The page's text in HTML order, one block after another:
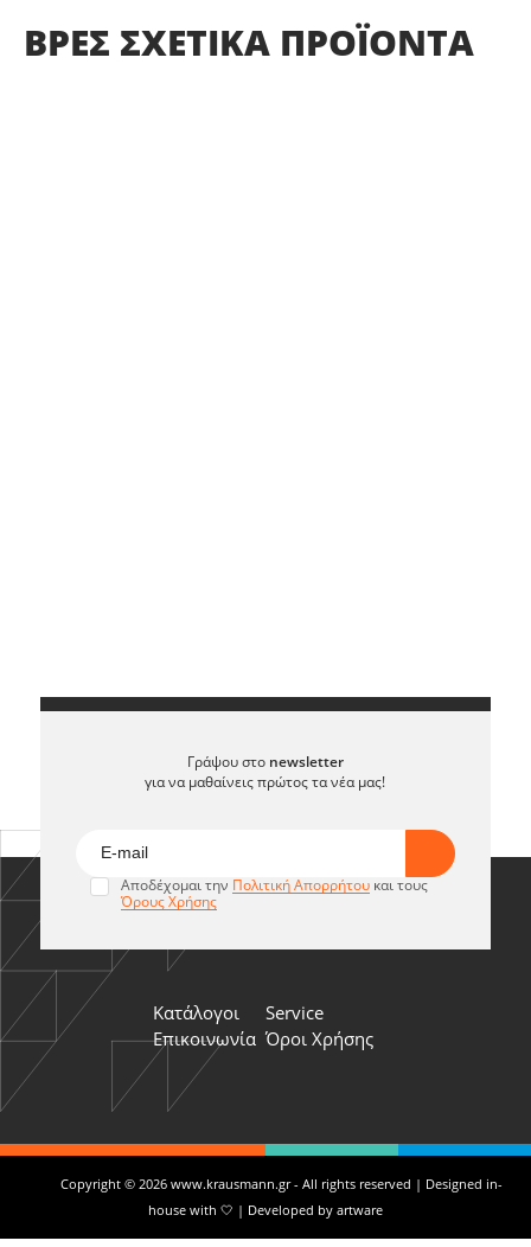
ΒΡΕΣ ΣΧΕΤΙΚΑ ΠΡΟΪΟΝΤΑ
Γράψου στο newsletter
για να μαθαίνεις πρώτος τα νέα μας!
Αποδέχομαι την Πολιτική Απορρήτουκαι τους
Όρους Χρήσης
Κατάλογοι
Service
Επικοινωνία Όροι Χρήσης
Copyright © 2026 www.krausmann.gr - All rights reserved | Designed in-
house with 🤍 | Developed by artware